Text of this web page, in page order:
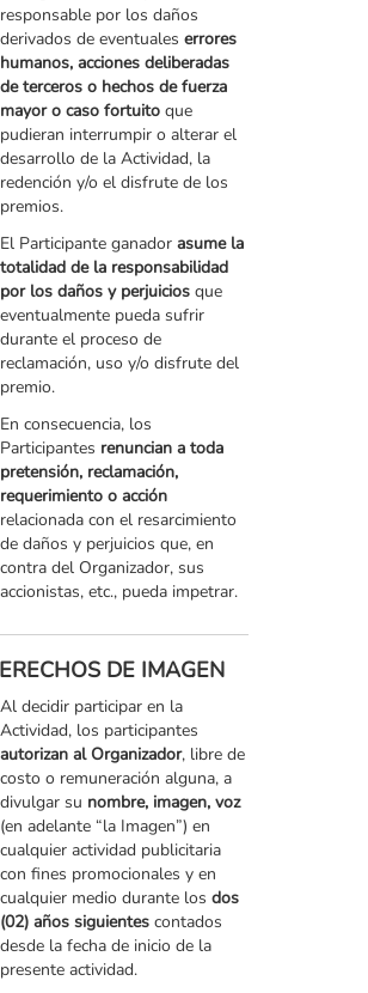
responsable por los daños
derivados de eventuales errores
humanos, acciones deliberadas
de terceros o hechos de fuerza
mayor o caso fortuito que
pudieran interrumpir o alterar el
desarrollo de la Actividad, la
redención y/o el disfrute de los
premios.
El Participante ganador asume la
totalidad de la responsabilidad
por los daños y perjuicios que
eventualmente pueda sufrir
durante el proceso de
reclamación, uso y/o disfrute del
premio.
En consecuencia, los
Participantes renuncian a toda
pretensión, reclamación,
requerimiento o acción
relacionada con el resarcimiento
de daños y perjuicios que, en
contra del Organizador, sus
accionistas, etc., pueda impetrar.
DE IMAGEN
Al decidir participar en la
Actividad, los participantes
autorizan al Organizador, libre de
costo o remuneración alguna, a
divulgar su nombre, imagen, voz
(en adelante “la Imagen”) en
cualquier actividad publicitaria
con fines promocionales y en
cualquier medio durante los dos
(02) años siguientes contados
desde la fecha de inicio de la
presente actividad.